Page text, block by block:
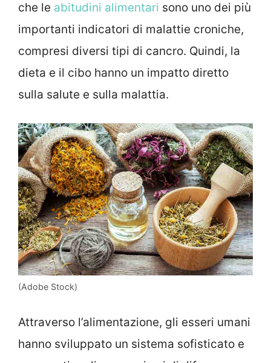
che le abitudini alimentari sono uno dei più
importanti indicatori di malattie croniche,
compresi diversi tipi di cancro. Quindi, la
dieta e il cibo hanno un impatto diretto
sulla salute e sulla malattia.
(Adobe Stock)
Attraverso l’alimentazione, gli esseri umani
hanno sviluppato un sistema sofisticato e